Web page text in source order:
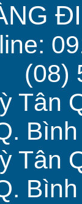
(08)
Tân
Tân